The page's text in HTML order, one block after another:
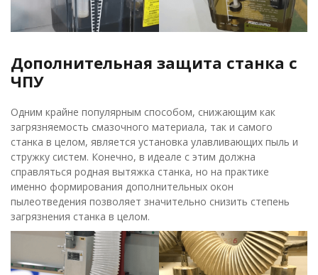
Дополнительная защита станка с
ЧПУ
Одним крайне популярным способом, снижающим как
загрязняемость смазочного материала, так и самого
станка в целом, является установка улавливающих пыль и
стружку систем. Конечно, в идеале с этим должна
справляться родная вытяжка станка, но на практике
именно формирования дополнительных окон
пылеотведения позволяет значительно снизить степень
загрязнения станка в целом.